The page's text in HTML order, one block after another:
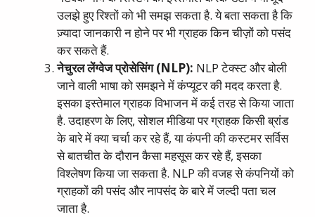
उलझे हुए रिश्तों को भी समझ सकता है. ये बता सकता है कि
ज़्यादा जानकारी न होने पर भी ग्राहक किन चीज़ों को पसंद
कर सकते हैं.
नेचुरललेंग्वेजप्रोसेसिंग(NLP): NLP टेक्स्ट और बोली
जाने वाली भाषा को समझने में कंप्यूटर की मदद करता है.
इसका इस्तेमाल ग्राहक विभाजन में कई तरह से किया जाता
है. उदाहरण के लिए, सोशल मीडिया पर ग्राहक किसी ब्रांड
के बारे में क्या चर्चा कर रहे हैं, या कंपनी की कस्टमर सर्विस
से बातचीत के दौरान कैसा महसूस कर रहे हैं, इसका
विश्लेषण किया जा सकता है. NLP की वजह से कंपनियों को
ग्राहकों की पसंद और नापसंद के बारे में जल्दी पता चल
जाता है.